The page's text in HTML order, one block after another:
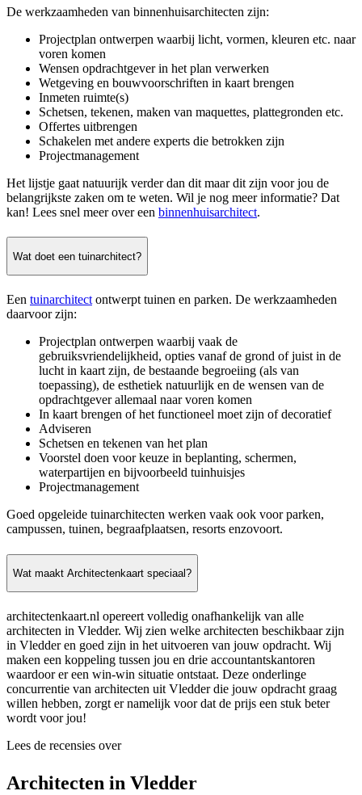
De werkzaamheden van binnenhuisarchitecten zijn:
Projectplan ontwerpen waarbij licht, vormen, kleuren etc. naar
voren komen
Wensen opdrachtgever in het plan verwerken
Wetgeving en bouwvoorschriften in kaart brengen
Inmeten ruimte(s)
Schetsen, tekenen, maken van maquettes, plattegronden etc.
Offertes uitbrengen
Schakelen met andere experts die betrokken zijn
Projectmanagement
Het lijstje gaat natuurijk verder dan dit maar dit zijn voor jou de
belangrijkste zaken om te weten. Wil je nog meer informatie? Dat
kan! Lees snel meer over een binnenhuisarchitect.
Wat doet een tuinarchitect?
Een tuinarchitect ontwerpt tuinen en parken. De werkzaamheden
daarvoor zijn:
Projectplan ontwerpen waarbij vaak de
gebruiksvriendelijkheid, opties vanaf de grond of juist in de
lucht in kaart zijn, de bestaande begroeiing (als van
toepassing), de esthetiek natuurlijk en de wensen van de
opdrachtgever allemaal naar voren komen
In kaart brengen of het functioneel moet zijn of decoratief
Adviseren
Schetsen en tekenen van het plan
Voorstel doen voor keuze in beplanting, schermen,
waterpartijen en bijvoorbeeld tuinhuisjes
Projectmanagement
Goed opgeleide tuinarchitecten werken vaak ook voor parken,
campussen, tuinen, begraafplaatsen, resorts enzovoort.
Wat maakt Architectenkaart speciaal?
architectenkaart.nl opereert volledig onafhankelijk van alle
architecten in Vledder. Wij zien welke architecten beschikbaar zijn
in Vledder en goed zijn in het uitvoeren van jouw opdracht. Wij
maken een koppeling tussen jou en drie accountantskantoren
waardoor er een win-win situatie ontstaat. Deze onderlinge
concurrentie van architecten uit Vledder die jouw opdracht graag
willen hebben, zorgt er namelijk voor dat de prijs een stuk beter
wordt voor jou!
Lees de recensies over
Architecten in Vledder